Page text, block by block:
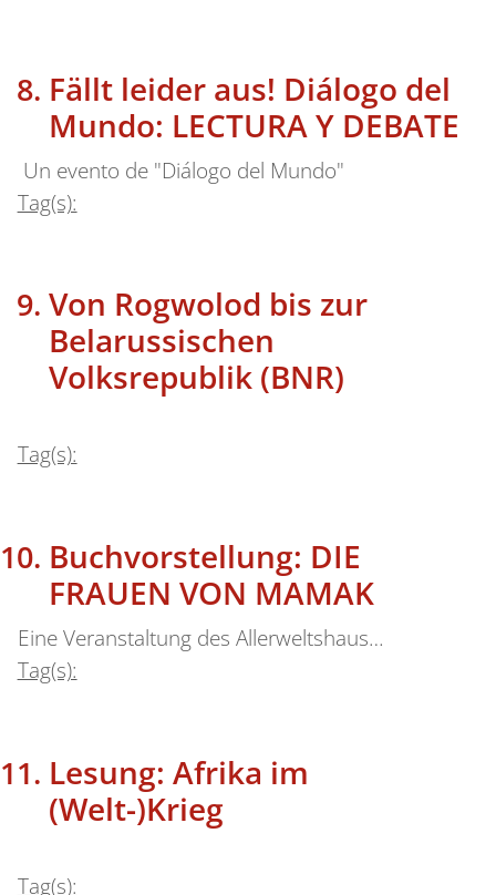
Fällt leider aus! Diálogo del
Mundo: LECTURA Y DEBATE
Un evento de "Diálogo del Mundo"
Tag(s):
Von Rogwolod bis zur
Belarussischen
Volksrepublik (BNR)
Tag(s):
Buchvorstellung: DIE
FRAUEN VON MAMAK
Eine Veranstaltung des Allerweltshaus…
Tag(s):
Lesung: Afrika im
(Welt-)Krieg
Tag(s):